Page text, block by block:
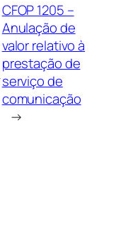
CFOP 1205 –
Anulação de
valor relativo à
prestação de
serviço de
comunicação
→